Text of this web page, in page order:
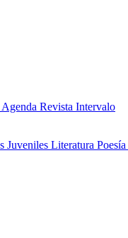
Agenda Revista Intervalo
Juveniles Literatura Poesía